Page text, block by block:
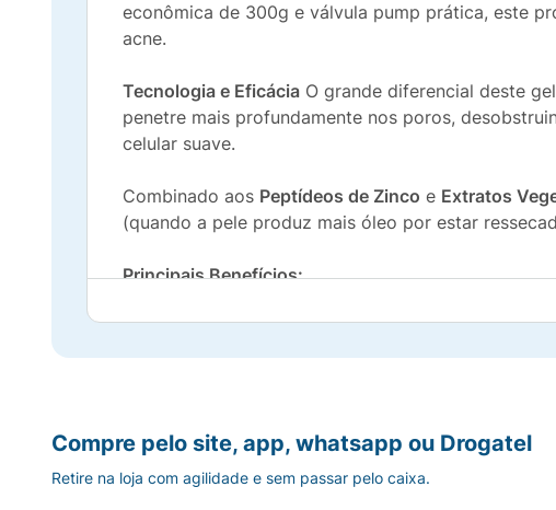
econômica de 300g e válvula pump prática, este
acne.
Tecnologia e Eficácia O grande diferencial deste
penetre mais profundamente nos poros,
celular suave.
Combinado aos Peptídeos de Zinco e Extratos
(quando a pele produz mais óleo por estar
Principais Benefícios:
Controle da Oleosidade:Regula a produção de
Ação Anti-inflamatória: Minimiza visivelmente a
Limpeza sem Ressecamento: Remove impurezas
Compre pelo site, app, whatsapp ou Drogatel
Retire na loja com agilidade e sem passar pelo caixa.